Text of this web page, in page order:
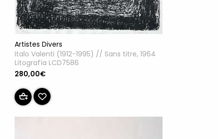
Artistes Divers
Italo Valenti (1912-1995) // Sans titre, 1964
Litografía LCD7586
280,00€